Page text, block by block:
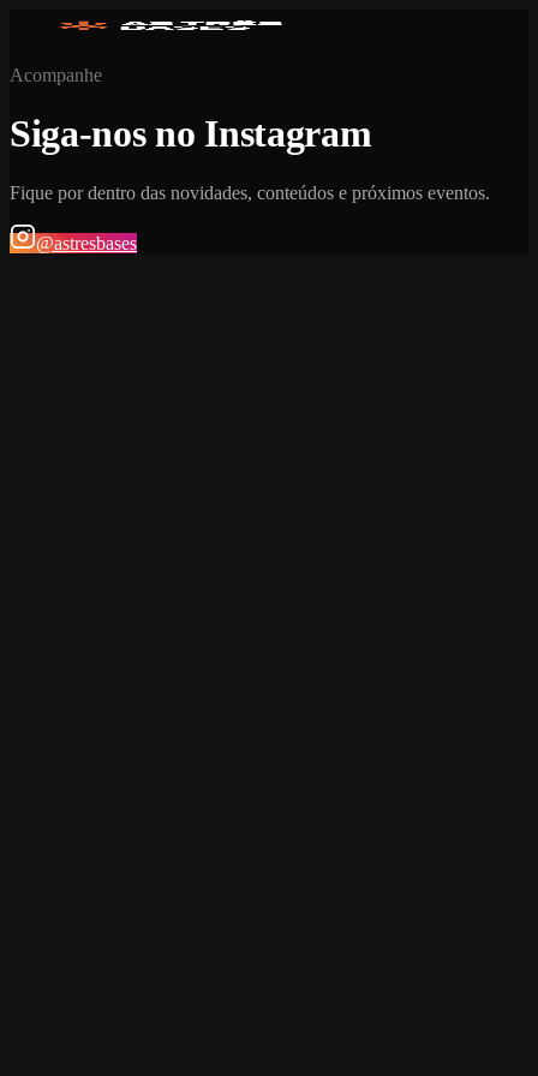
Acompanhe
Siga-nos no Instagram
Fique por dentro das novidades, conteúdos e próximos eventos.
@astresbases